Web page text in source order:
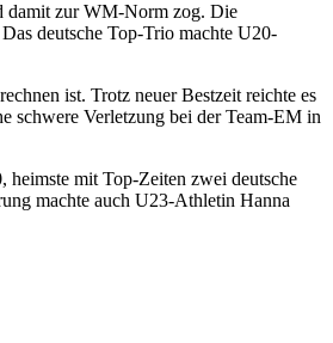
damit zur WM-Norm zog. Die
deutsche Top-Trio machte U20-
ist. Trotz neuer Bestzeit reichte es
schwere Verletzung bei der Team-EM in
heimste mit Top-Zeiten zwei deutsche
machte auch U23-Athletin Hanna